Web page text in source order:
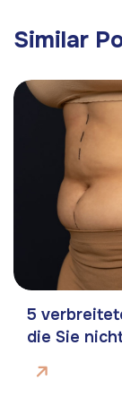
Similar
5
die Sie